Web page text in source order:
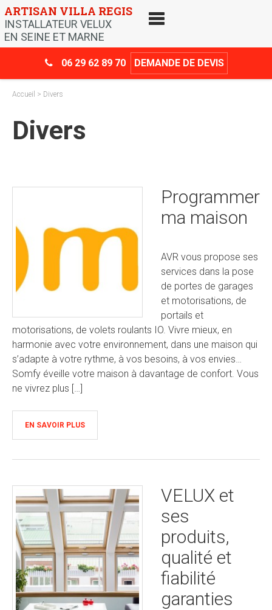
Skip
to
content
ARTISAN VILLA REGIS
INSTALLATEUR VELUX
EN SEINE ET MARNE
06 29 62 89 70 DEMANDE DE DEVIS
Accueil > Divers
Divers
Programmer
ma maison
AVR vous propose ses
services dans la pose
de portes de garages
et motorisations, de
portails et
motorisations, de volets roulants IO. Vivre mieux, en
harmonie avec votre environnement, dans une maison qui
s’adapte à votre rythme, à vos besoins, à vos envies…
Somfy éveille votre maison à davantage de confort. Vous
ne vivrez plus […]
EN SAVOIR PLUS
VELUX et
ses
produits,
qualité et
fiabilité
garanties